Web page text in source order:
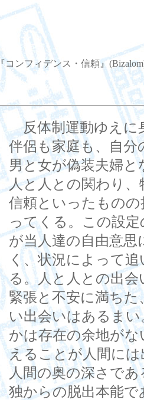
『コンフィデンス・信頼』
反体制運動ゆえに
伴侶も家庭も、自
男と女が偽装夫婦
人と人との関わり
信頼といったもの
ってくる。この設
が当人達の自由意
く、状況によって
る。人と人との出
緊張と不安に満ち
い出会いはあるま
かは存在の余地が
えることが人間に
人間の奥の深さで
独からの脱出本能